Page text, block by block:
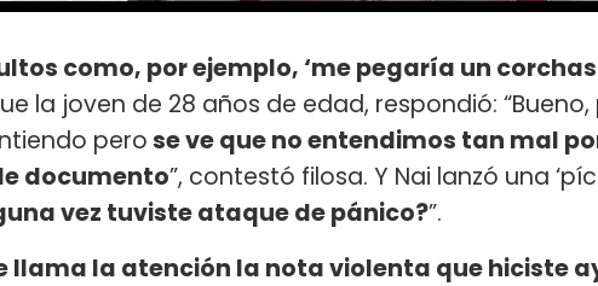
como, por ejemplo, ‘me pegaría un
la joven de 28 años de edad, respondió: “Bueno,
perose ve que no entendimos tan mal
documento”, contestó filosa. Y Nai lanzó una
vez tuviste ataque de pánico?”.
llama la atención la nota violenta que hiciste